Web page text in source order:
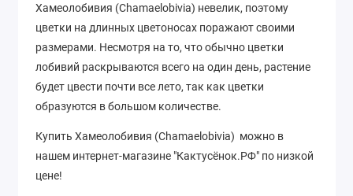
Хамеолобивия (Chamaelobivia) невелик, поэтому
цветки на длинных цветоносах поражают своими
размерами. Несмотря на то, что обычно цветки
лобивий раскрываются всего на один день, растение
будет цвести почти все лето, так как цветки
образуются в большом количестве.
Купить Хамеолобивия (Chamaelobivia) можно в
нашем интернет-магазине "Кактусёнок.РФ" по низкой
цене!